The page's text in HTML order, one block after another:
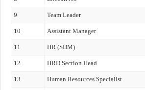
9 Team Leader
10 Assistant Manager
11 HR (SDM)
12 HRD Section Head
13 Human Resources Specialist